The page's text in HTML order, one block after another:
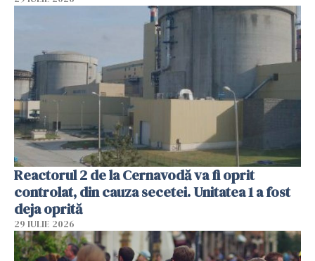
Reactorul 2 de la Cernavodă va fi oprit
controlat, din cauza secetei. Unitatea 1 a fost
deja oprită
29 IULIE 2026